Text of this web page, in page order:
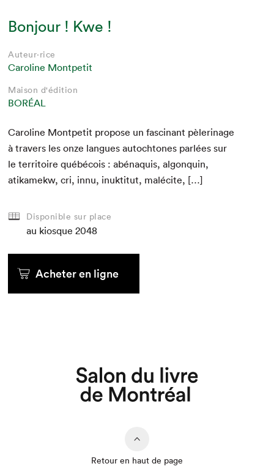
Que cherchez-vous?
Bonjour ! Kwe !
Auteur·rice
Caroline Montpetit
Maison d'édition
BORÉAL
Car­o­line Mont­petit pro­pose un fasci­nant pèleri­nage
à tra­vers les onze langues autochtones par­lées sur
le ter­ri­toire québé­cois : abé­naquis, algo­nquin,
atikamekw, cri, innu, inuk­ti­tut, malécite, […]
Disponible sur place
au kiosque 2048
Acheter en ligne
Retour en haut de page